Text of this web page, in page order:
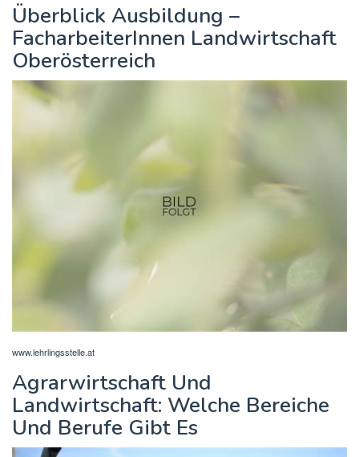
Überblick Ausbildung –
FacharbeiterInnen Landwirtschaft
Oberösterreich
www.lehrlingsstelle.at
Agrarwirtschaft Und
Landwirtschaft: Welche Bereiche
Und Berufe Gibt Es